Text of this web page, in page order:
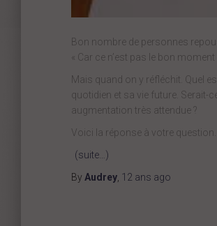
Bon nombre de personnes
« Car ce n’est pas le bon moment ».
Mais quand on y réfléchit. Quel
quotidien et sa vie future. Serait-
augmentation très attendue ?
Voici la réponse à votre question.
(suite…)
By Audrey 12 ans ago